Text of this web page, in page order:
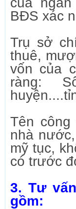
BĐS xác
Trụ sở
thuê,
vốn của
ràng:
Tên
nhà
mỹ tục,
có trước
3. Tư
gồm: